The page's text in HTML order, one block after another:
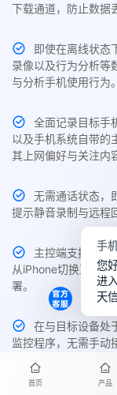
下载通道，防止数据
即使在离线状态
录像以及行为分析等
与分析手机使用行为。
全面记录目标手
以及手机系统自带的
其上网偏好与关注内
无需通话状态，
提示静音录制与远程
主控端支持随时
从iPhone切换至华为
署。
在与目标设备处
监控程序，无需手动
首页 产品
手
您
进
天